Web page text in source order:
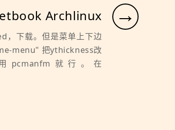
→
Archlinux
下载。但是菜单上下边
menu" 把ythickness改
就行。在